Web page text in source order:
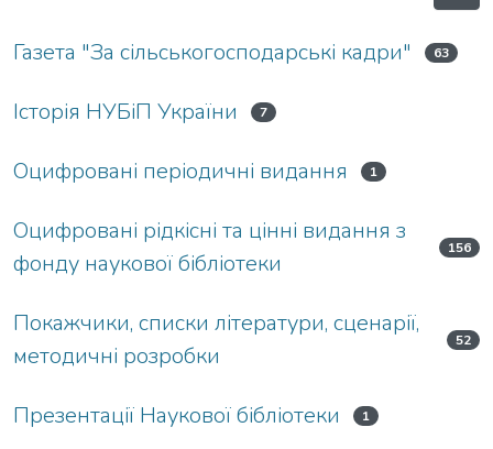
Газета "За сільськогосподарські кадри" 63
Історія НУБіП України 7
Оцифровані періодичні видання 1
Оцифровані рідкісні та цінні видання з
фонду наукової бібліотеки
156
Покажчики, списки літератури, сценарії,
методичні розробки
52
Презентації Наукової бібліотеки 1